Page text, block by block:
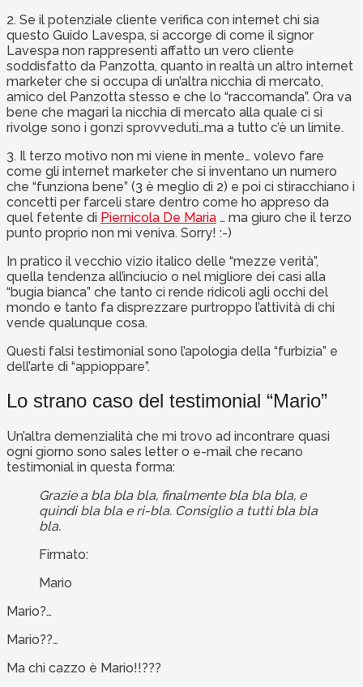
2. Se il potenziale cliente verifica con internet chi sia
questo Guido Lavespa, si accorge di come il signor
Lavespa non rappresenti affatto un vero cliente
soddisfatto da Panzotta, quanto in realtà un altro internet
marketer che si occupa di un’altra nicchia di mercato,
amico del Panzotta stesso e che lo “raccomanda”. Ora va
bene che magari la nicchia di mercato alla quale ci si
rivolge sono i gonzi sprovveduti…ma a tutto c’è un limite.
3. Il terzo motivo non mi viene in mente… volevo fare
come gli internet marketer che si inventano un numero
che “funziona bene” (3 è meglio di 2) e poi ci stiracchiano i
concetti per farceli stare dentro come ho appreso da
quel fetente di Piernicola De Maria … ma giuro che il terzo
punto proprio non mi veniva. Sorry! :-)
In pratico il vecchio vizio italico delle “mezze verità”,
quella tendenza all’inciucio o nel migliore dei casi alla
“bugia bianca” che tanto ci rende ridicoli agli occhi del
mondo e tanto fa disprezzare purtroppo l’attività di chi
vende qualunque cosa.
Questi falsi testimonial sono l’apologia della “furbizia” e
dell’arte di “appioppare”.
Lo strano caso del testimonial “Mario”
Un’altra demenzialità che mi trovo ad incontrare quasi
ogni giorno sono sales letter o e-mail che recano
testimonial in questa forma:
Grazie a bla bla bla, finalmente bla bla bla, e
quindi bla bla e ri-bla. Consiglio a tutti bla bla
bla.
Firmato:
Mario
Mario?…
Mario??…
Ma chi cazzo è Mario!!???